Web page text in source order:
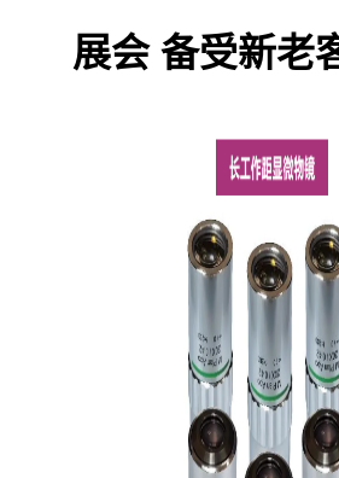
展会 备受新老